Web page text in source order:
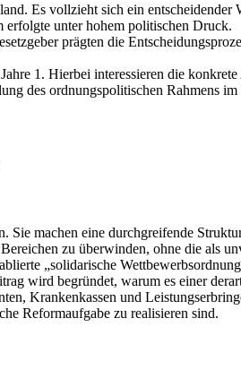
Es vollzieht sich ein entscheidender
erfolgte unter hohem politischen Druck.
prägten die
1. Hierbei interessieren die
des ordnungspolitischen Rahmens
Sie machen eine durchgreifende
zu überwinden, ohne die als
„solidarische
wird begründet, warum es einer
Krankenkassen und
Reformaufgabe zu realisieren sind.